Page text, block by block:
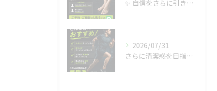
✨ 自信をさらに引き出す✨
2026/07/31
さらに清潔感を目指したい男性の皆様へ✨